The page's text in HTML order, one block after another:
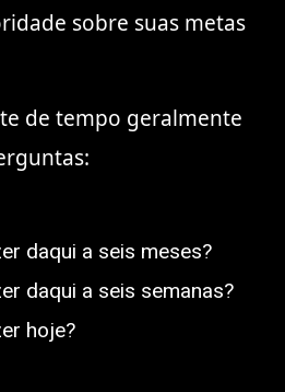
sobre suas metas
de tempo geralmente
daqui a seis meses?
daqui a seis semanas?
hoje?